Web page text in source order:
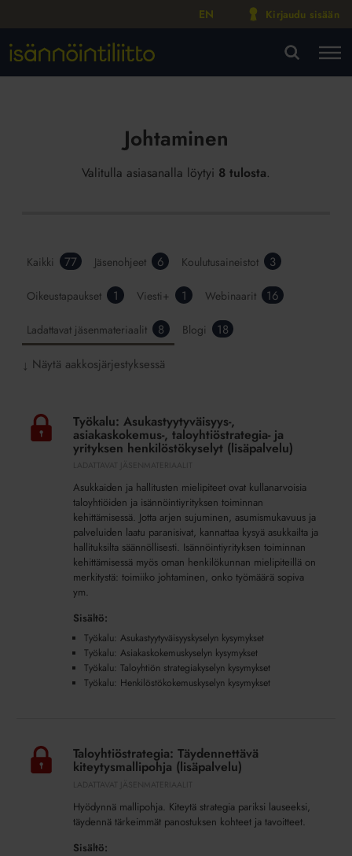
EN Kirjaudu sisään
Johtaminen
Valitulla asiasanalla löytyi 8 tulosta.
Kaikki 77 Jäsenohjeet 6 Koulutusaineistot 3
Oikeustapaukset 1 Viesti+ 1 Webinaarit 16
Ladattavat jäsenmateriaalit 8 Blogi 18
↓ Näytä aakkosjärjestyksessä
Asukastyytyväisyys-,
asiakaskokemus-,
taloyhtiöstrategia-
henkilöstökyselyt
Työkalu: Asukastyytyväisyys-,
asiakaskokemus-, taloyhtiöstrategia- ja
yrityksen henkilöstökyselyt (lisäpalvelu)
Asukkaiden ja hallitusten mielipiteet ovat kullanarvoisia
taloyhtiöiden ja isännöintiyrityksen toiminnan
kehittämisessä. Jotta arjen sujuminen, asumismukavuus ja
palveluiden laatu paranisivat, kannattaa kysyä asukkailta ja
hallituksilta säännöllisesti. Isännöintiyrityksen toiminnan
kehittämisessä myös oman henkilökunnan mielipiteillä on
merkitystä: toimiiko johtaminen, onko työmäärä sopiva
ym.
Sisältö:
Työkalu: Asukastyytyväisyyskyselyn kysymykset
Työkalu: Asiakaskokemuskyselyn kysymykset
Työkalu: Taloyhtiön strategiakyselyn kysymykset
Työkalu: Henkilöstökokemuskyselyn kysymykset
Täydennettävä
kiteytysmallipohjaTaloyhtiöstrategia: Täydennettävä
kiteytysmallipohja (lisäpalvelu)
Hyödynnä mallipohja. Kiteytä strategia pariksi lauseeksi,
täydennä tärkeimmät panostuksen kohteet ja tavoitteet.
Sisältö: